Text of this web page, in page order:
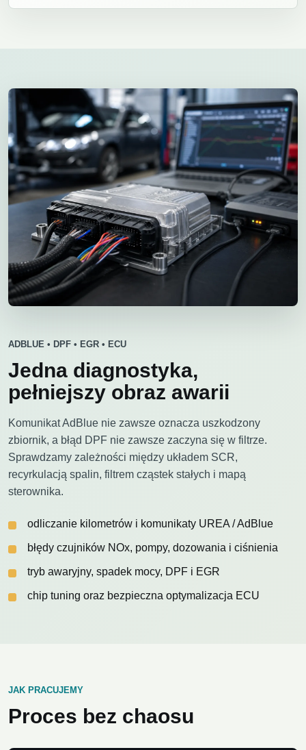
ADBLUE • DPF • EGR • ECU
Jedna diagnostyka,
pełniejszy obraz awarii
Komunikat AdBlue nie zawsze oznacza uszkodzony
zbiornik, a błąd DPF nie zawsze zaczyna się w filtrze.
Sprawdzamy zależności między układem SCR,
recyrkulacją spalin, filtrem cząstek stałych i mapą
sterownika.
odliczanie kilometrów i komunikaty UREA / AdBlue
błędy czujników NOx, pompy, dozowania i ciśnienia
tryb awaryjny, spadek mocy, DPF i EGR
chip tuning oraz bezpieczna optymalizacja ECU
JAK PRACUJEMY
Proces bez chaosu